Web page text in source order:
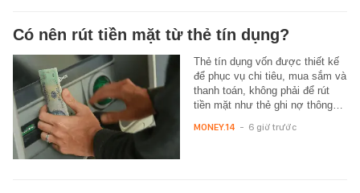
Có nên rút tiền mặt từ thẻ tín dụng?
Thẻ tín dụng vốn được thiết kế
để phục vụ chi tiêu, mua sắm và
thanh toán, không phải để rút
tiền mặt như thẻ ghi nợ thông…
MONEY.14 - 6 giờ trước